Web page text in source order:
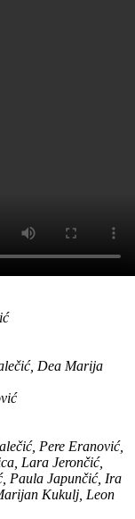
Dea Marija
Pere Eranović,
Lara Jerončić,
Paula Japunčić, Ira
Kukulj, Leon